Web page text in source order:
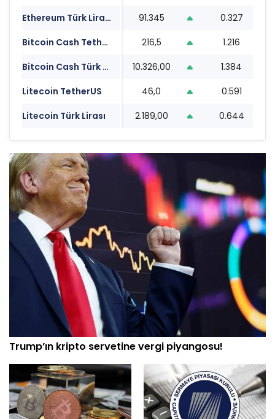
Ethereum Türk Lirası
91.345 0.327
Bitcoin Cash TetherUS
216,5 1.216
Bitcoin Cash Türk Lirası
10.326,00 1.384
Litecoin TetherUS
46,0 0.591
Litecoin Türk Lirası
2.189,00 0.644
Trump’ın kripto servetine vergi piyangosu!